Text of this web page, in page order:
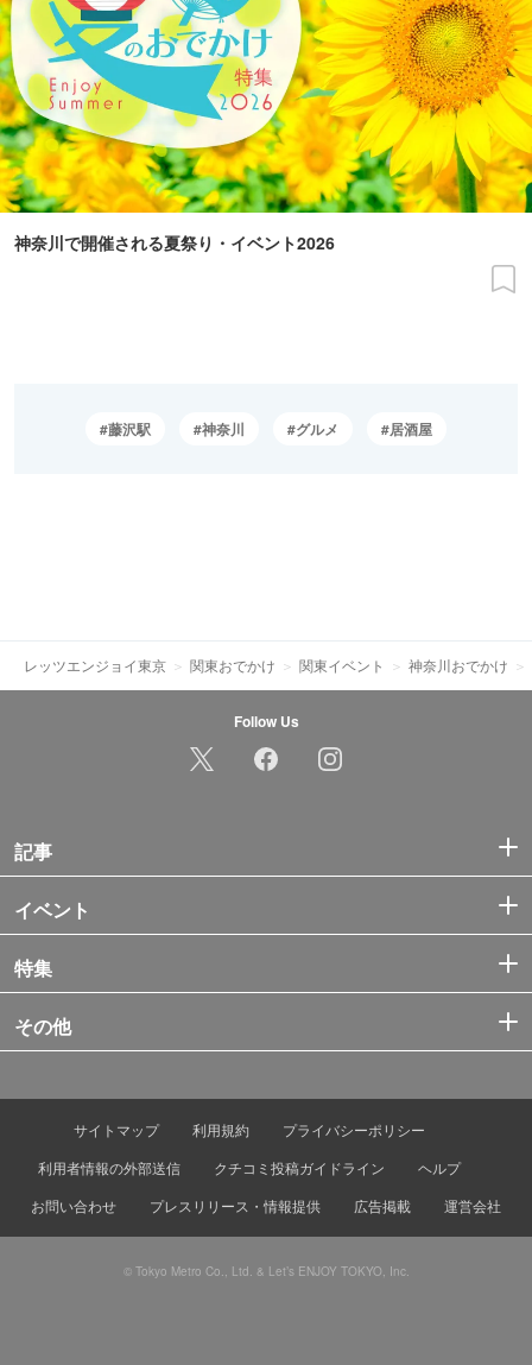
神奈川で開催される夏祭り・イベント2026
藤沢駅 神奈川 グルメ 居酒屋
レッツエンジョイ東京 関東おでかけ 関東イベント 神奈川おでかけ
Follow Us
記事
イベント
特集
その他
サイトマップ 利用規約
プライバシーポリシー
利用者情報の外部送信
クチコミ投稿ガイドライン
ヘルプ
お問い合わせ
プレスリリース・情報提供 広告掲載 運営会社
© Tokyo Metro Co., Ltd. & Let’s ENJOY TOKYO, Inc.